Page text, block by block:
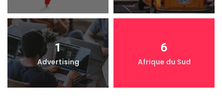
1
Advertising
6
Afrique du Sud